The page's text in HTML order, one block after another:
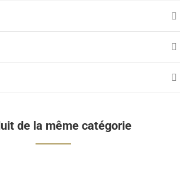
de la même catégorie